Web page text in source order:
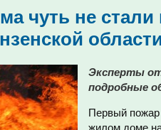
чуть не
Эксперты
подробные
Первый
жилом доме